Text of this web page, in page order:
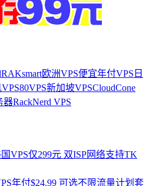
RAKsmart欧洲VPS便宜年付VPS 日
80VPS新加坡VPSCloudCone
器RackNerd VPS
VPS仅299元 双ISP网络支持TK
年付$24.99 可选不限流量计划套